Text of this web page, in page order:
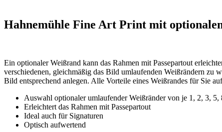
Hahnemühle Fine Art Print mit
Ein optionaler Weißrand kann das Rahmen mit Passepartout
verschiedenen, gleichmäßig das Bild umlaufenden Weißrändern zu
Bild entsprechend anlegen. Alle Vorteile eines Weißrandes für Sie
Auswahl optionaler umlaufender Weißränder von je 1, 2, 3, 5,
Erleichtert das Rahmen mit Passepartout
Ideal auch für Signaturen
Optisch aufwertend